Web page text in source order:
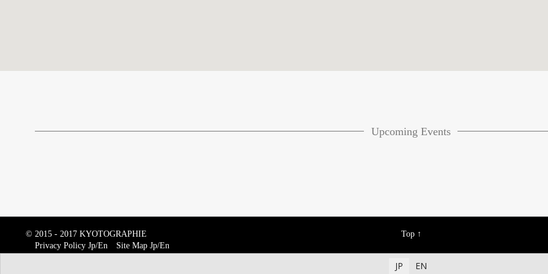
Upcoming Events
© 2015 - 2017 KYOTOGRAPHIE
Privacy Policy Jp/En Site Map Jp/En
Top↑
JP EN